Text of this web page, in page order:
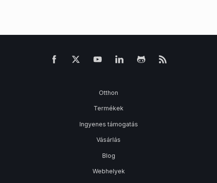
Otthon
Termékek
Ingyenes támogatás
Vásárlás
Blog
Webhelyek